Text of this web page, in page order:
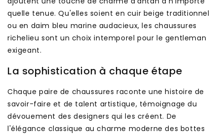
quelle tenue. Qu'elles soient en cuir beige traditionnel
ou en daim bleu marine audacieux, les chaussures
richelieu sont un choix intemporel pour le gentleman
exigeant.
La sophistication à chaque étape
Chaque paire de chaussures raconte une histoire de
savoir-faire et de talent artistique, témoignage du
dévouement des designers qui les créent. De
l'élégance classique au charme moderne des bottes